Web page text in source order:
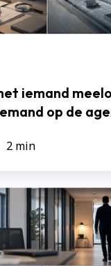
iemand
op de
2 min